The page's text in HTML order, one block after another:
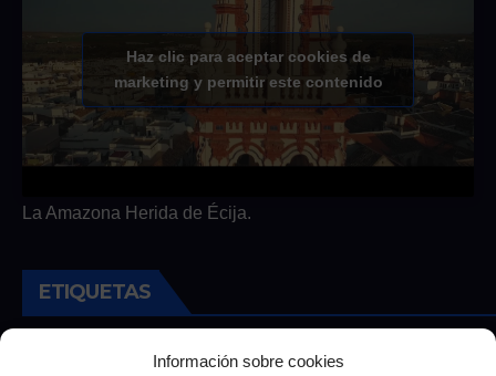
Información sobre cookies
Haz clic para aceptar cookies de
marketing y permitir este contenido
La Amazona Herida de Écija.
ETIQUETAS
Andalucía Cultura Deportes